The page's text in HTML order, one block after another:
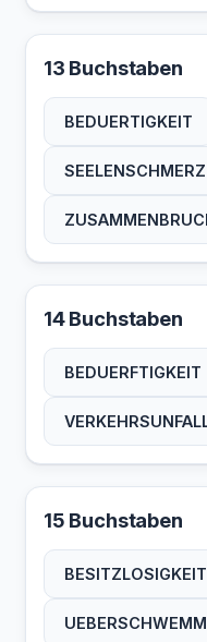
13 Buchstaben
BEDUERTIGKEIT
SEELENSCHMERZ
14 Buchstaben
BEDUERFTIGKEIT
15 Buchstaben
BESITZLOSIGKEIT